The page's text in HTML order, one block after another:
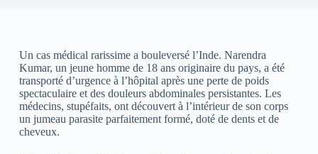
Un cas médical rarissime a bouleversé l’Inde. Narendra
Kumar, un jeune homme de 18 ans originaire du pays, a été
transporté d’urgence à l’hôpital après une perte de poids
spectaculaire et des douleurs abdominales persistantes. Les
médecins, stupéfaits, ont découvert à l’intérieur de son corps
un jumeau parasite parfaitement formé, doté de dents et de
cheveux.